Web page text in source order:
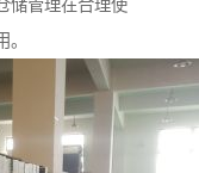
储管理在合理使